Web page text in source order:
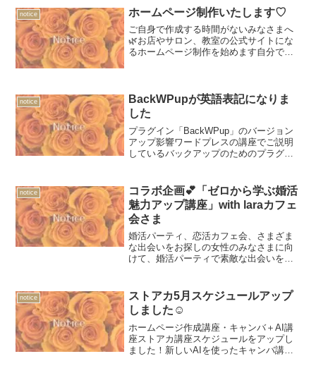
などを開催いたします✨また大人女性に
向けての「🌟ゆるく働く...
notice ホームページ制作いたします♡
ご自身で作成する時間がないみなさまへ
🌿お店やサロン、教室の公式サイトにな
るホームページ制作を始めます自分でや
していて、みなさんとご一...
notice
BackWPupが英語表記になりま
した
プラグイン「BackWPup」のバージョン
アップ影響ワードプレスの講座でご説明
しているバックアップのためのプラグイ
プの日付等を決めることができていたの
ですが出来なくなっ...
notice
コラボ企画💕「ゼロから学ぶ婚活
魅力アップ講座」with laraカフェ
会さま
婚活パーティ、恋活カフェ会、さまざま
な出会いをお探しの女性のみなさまに向
けて、婚活パーティで素敵な出会いをゲ
代、30代の女性のみなさまに向けて魅力
アップをサポートします。
notice
ストアカ5月スケジュールアップ
しました☺
ホームページ作成講座・キャンバ＋AI講
座ストアカ講座スケジュールをアップし
ました！新しいAIを使ったキャンバ講座